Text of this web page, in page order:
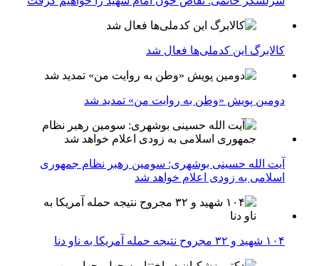
کالابرگ این کدملی‌ها فعال شد
دومین پویش «وطن به روایت من» تمدید شد
آیت الله حسینی بوشهری: سومین رهبر نظام جمهوری
اسلامی به زودی اعلام خواهد شد
۱۰۴ شهید و ۳۲ مجروح نتیجه حمله آمریکا به ناو دنا